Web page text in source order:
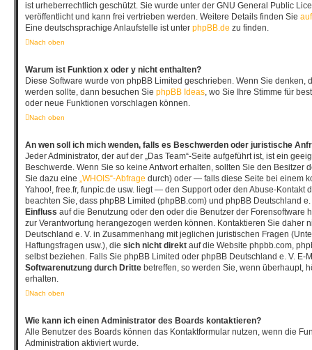
ist urheberrechtlich geschützt. Sie wurde unter der GNU General Public
veröffentlicht und kann frei vertrieben werden. Weitere Details finden Sie
Eine deutschsprachige Anlaufstelle ist unter phpBB.de zu finden.
Nach oben
Warum ist Funktion x oder y nicht enthalten?
Diese Software wurde von phpBB Limited geschrieben. Wenn Sie denken,
werden sollte, dann besuchen Sie phpBB Ideas, wo Sie Ihre Stimme für
oder neue Funktionen vorschlagen können.
Nach oben
An wen soll ich mich wenden, falls es Beschwerden oder juristische
Jeder Administrator, der auf der „Das Team“-Seite aufgeführt ist, ist ein
Beschwerde. Wenn Sie so keine Antwort erhalten, sollten Sie den Besitzer
Sie dazu eine „WHOIS“-Abfrage durch) oder — falls diese Seite bei einem
Yahoo!, free.fr, funpic.de usw. liegt — den Support oder den Abuse-Kontakt
beachten Sie, dass phpBB Limited (phpBB.com) und phpBB Deutschland
Einfluss auf die Benutzung oder den oder die Benutzer der Forensoftware
zur Verantwortung herangezogen werden können. Kontaktieren Sie daher
Deutschland e. V. in Zusammenhang mit jeglichen juristischen Fragen
Haftungsfragen usw.), die sich nicht direkt auf die Website phpbb.com,
selbst beziehen. Falls Sie phpBB Limited oder phpBB Deutschland e. V. E-
Softwarenutzung durch Dritte betreffen, so werden Sie, wenn überhaupt,
erhalten.
Nach oben
Wie kann ich einen Administrator des Boards kontaktieren?
Alle Benutzer des Boards können das Kontaktformular nutzen, wenn die
Administration aktiviert wurde.